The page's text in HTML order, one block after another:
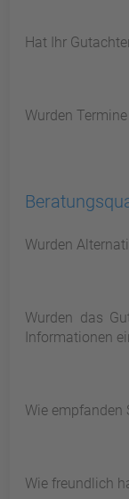
Hat Ihr
Wurden
Wurden
Wurden das
Informationen
Wie empfanden
Wie freundlich